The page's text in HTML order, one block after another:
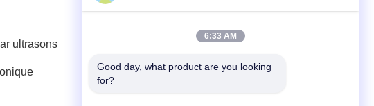
ultrasons Télégramme
86-13823313140
6:33 AM
Good day, what product are you looking
for?